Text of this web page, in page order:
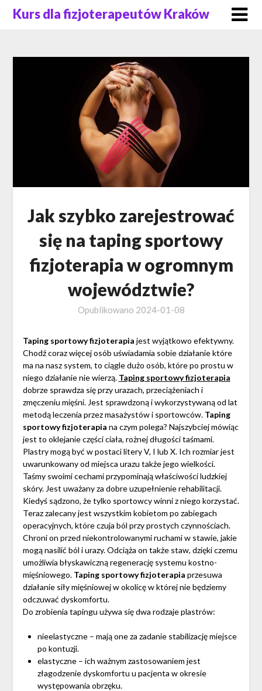
SkipKurs dla fizjoterapeutów Kraków
Jak szybko zarejestrować
się na taping sportowy
fizjoterapia w ogromnym
województwie?
Opublikowano 2024-01-08
Taping sportowy fizjoterapia jest wyjątkowo efektywny.
Chodź coraz więcej osób uświadamia sobie działanie które
ma na nasz system, to ciągle dużo osób, które po prostu w
niego działanie nie wierzą. Taping sportowy fizjoterapia
dobrze sprawdza się przy urazach, przeciążeniach i
zmęczeniu mięśni. Jest sprawdzoną i wykorzystywaną od lat
metodą leczenia przez masażystów i sportowców. Taping
sportowy fizjoterapia na czym polega? Najszybciej mówiąc
jest to oklejanie części ciała, rożnej długości taśmami.
Plastry mogą być w postaci litery V, I lub X. Ich rozmiar jest
uwarunkowany od miejsca urazu także jego wielkości.
Taśmy swoimi cechami przypominają właściwości ludzkiej
skóry. Jest uważany za dobre uzupełnienie rehabilitacji.
Kiedyś sądzono, że tylko sportowcy winni z niego korzystać.
Teraz zalecany jest wszystkim kobietom po zabiegach
operacyjnych, które czuja ból przy prostych czynnościach.
Chroni on przed niekontrolowanymi ruchami w stawie, jakie
mogą nasilić ból i urazy. Odciąża on także staw, dzięki czemu
umożliwia błyskawiczną regenerację systemu kostno-
mięśniowego. Taping sportowy fizjoterapia przesuwa
działanie siły mięśniowej w okolicę w której nie będziemy
odczuwać dyskomfortu.
Do zrobienia tapingu używa się dwa rodzaje plastrów:
nieelastyczne – mają one za zadanie stabilizację miejsce
po kontuzji.
elastyczne – ich ważnym zastosowaniem jest
złagodzenie dyskomfortu u pacjenta w okresie
występowania obrzęku.